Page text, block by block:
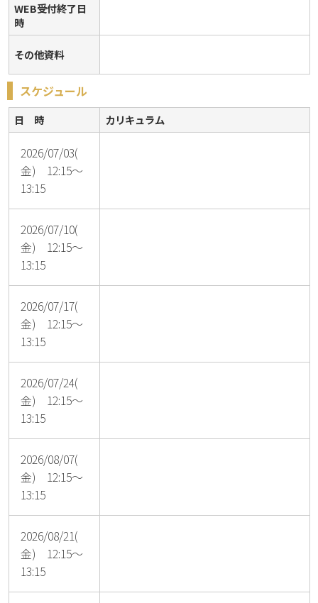
WEB受付終了日
時
その他資料
スケジュール
日 時 カリキュラム
2026/07/03(
金) 12:15～
13:15
2026/07/10(
金) 12:15～
13:15
2026/07/17(
金) 12:15～
13:15
2026/07/24(
金) 12:15～
13:15
2026/08/07(
金) 12:15～
13:15
2026/08/21(
金) 12:15～
13:15